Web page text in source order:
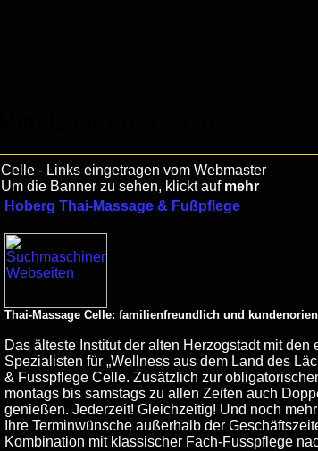
Celle - Links eingetragen vom Webmaster
Um die Banner zu sehen, klickt auf mehr
Hoberg Thai-Massage & Fußpflege
Thai-Massage Celle: familienfreundlich und
Das älteste Institut der alten Herzogstadt mit den
Spezialisten für „Wellness aus dem Land des
& Fusspflege Celle. Zusätzlich zur
montags bis samstags zu allen Zeiten auch
genießen. Jederzeit! Gleichzeitig! Und noch
Ihre Terminwünsche außerhalb der
Kombination mit klassischer Fach-Fusspflege